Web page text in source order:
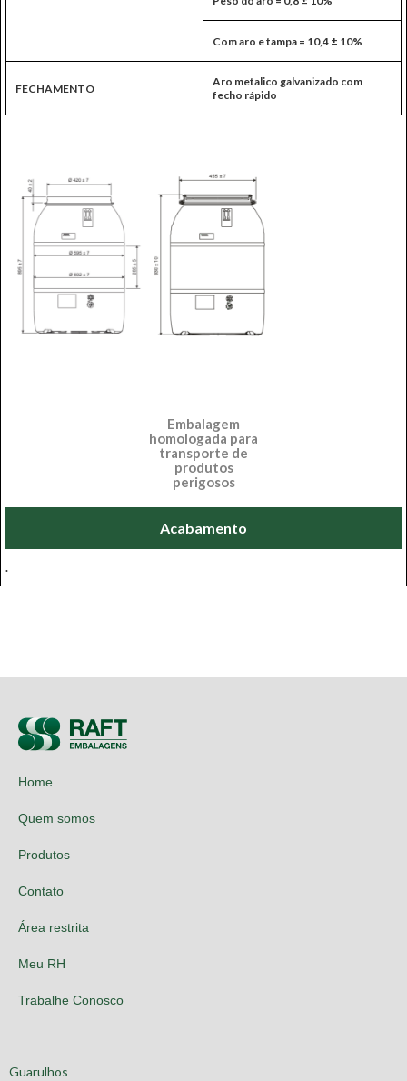
Com aro e tampa = 10,4 ± 10%
FECHAMENTO
Aro metalico galvanizado com
fecho rápido
Embalagem
homologada para
transporte de
produtos
perigosos
Acabamento
.
Home
Quem somos
Produtos
Contato
Área restrita
Meu RH
Trabalhe Conosco
Guarulhos